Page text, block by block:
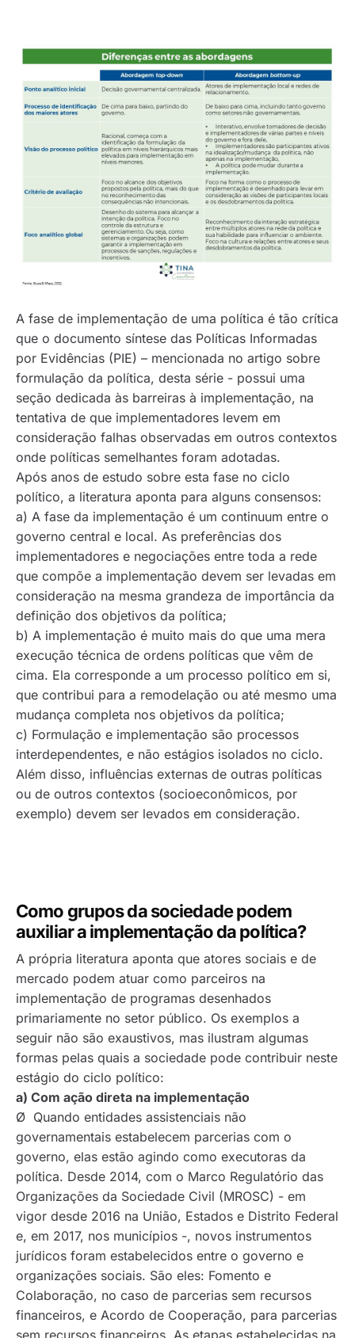
A fase de implementação de uma política é tão crítica
que o documento síntese das Políticas Informadas
por Evidências (PIE) – mencionada no artigo sobre
formulação da política, desta série - possui uma
seção dedicada às barreiras à implementação, na
tentativa de que implementadores levem em
consideração falhas observadas em outros contextos
onde políticas semelhantes foram adotadas.
Após anos de estudo sobre esta fase no ciclo
político, a literatura aponta para alguns consensos:
a) A fase da implementação é um continuum entre o
governo central e local. As preferências dos
implementadores e negociações entre toda a rede
que compõe a implementação devem ser levadas em
consideração na mesma grandeza de importância da
definição dos objetivos da política;
b) A implementação é muito mais do que uma mera
execução técnica de ordens políticas que vêm de
cima. Ela corresponde a um processo político em si,
que contribui para a remodelação ou até mesmo uma
mudança completa nos objetivos da política;
c) Formulação e implementação são processos
interdependentes, e não estágios isolados no ciclo.
Além disso, influências externas de outras políticas
ou de outros contextos (socioeconômicos, por
exemplo) devem ser levados em consideração.
Como grupos da sociedade podem
auxiliar a implementação da política?
A própria literatura aponta que atores sociais e de
mercado podem atuar como parceiros na
implementação de programas desenhados
primariamente no setor público. Os exemplos a
seguir não são exaustivos, mas ilustram algumas
formas pelas quais a sociedade pode contribuir neste
estágio do ciclo político:
a) Com ação direta na implementação
Ø Quando entidades assistenciais não
governamentais estabelecem parcerias com o
governo, elas estão agindo como executoras da
política. Desde 2014, com o Marco Regulatório das
Organizações da Sociedade Civil (MROSC) - em
vigor desde 2016 na União, Estados e Distrito Federal
e, em 2017, nos municípios -, novos instrumentos
jurídicos foram estabelecidos entre o governo e
organizações sociais. São eles: Fomento e
Colaboração, no caso de parcerias sem recursos
financeiros, e Acordo de Cooperação, para parcerias
sem recursos financeiros. As etapas estabelecidas na